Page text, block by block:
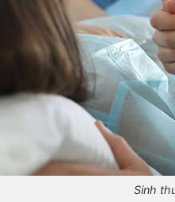
Sinh